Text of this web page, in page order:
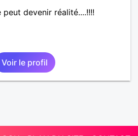
devenir réalité....!!!!
Voir le profil